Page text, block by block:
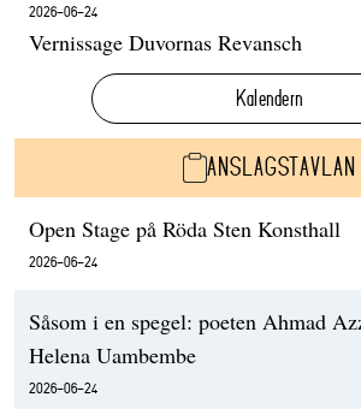
2026-06-24
Vernissage Duvornas Revansch
Kalendern
ANSLAGSTAVLAN
Open Stage på Röda Sten Konsthall
2026-06-24
Såsom i en spegel: poeten Ahmad
Helena Uambembe
2026-06-24